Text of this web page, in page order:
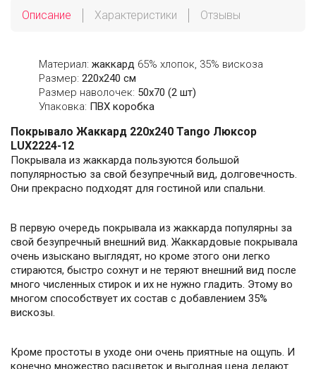
Описание Характеристики Отзывы
Материал: жаккард 65% хлопок, 35% вискоза
Размер: 220х240 см
Размер наволочек: 50х70 (2 шт)
Упаковка: ПВХ коробка
Покрывало Жаккард 220х240 Tango Люксор
LUX2224-12
Покрывала из жаккарда пользуются большой
популярностью за свой безупречный вид, долговечность.
Они прекрасно подходят для гостиной или спальни.
В первую очередь покрывала из жаккарда популярны за
свой безупречный внешний вид. Жаккардовые покрывала
очень изыскано выглядят, но кроме этого они легко
стираются, быстро сохнут и не теряют внешний вид после
много численных стирок и их не нужно гладить. Этому во
многом способствует их состав с добавлением 35%
вискозы.
Кроме простоты в уходе они очень приятные на ощупь. И
конечно множество расцветок и выгодная цена делают